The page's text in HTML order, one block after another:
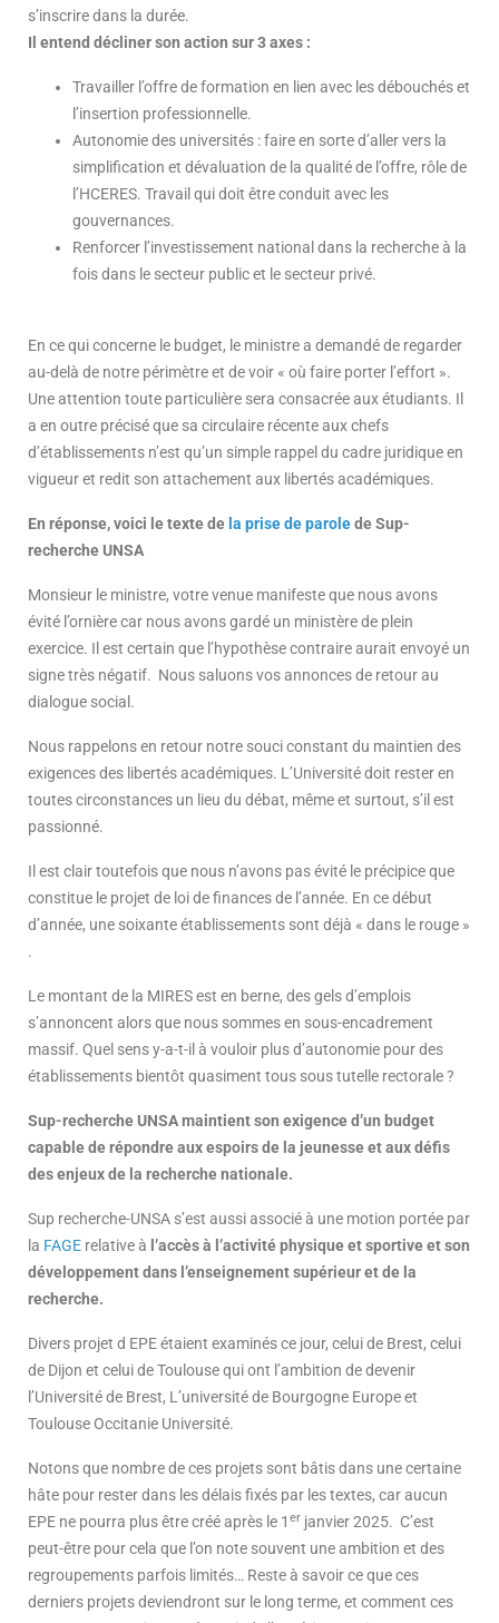
s’inscrire dans la durée.
Il entend décliner son action sur 3 axes :
Travailler l’offre de formation en lien avec les débouchés et
l’insertion professionnelle.
Autonomie des universités : faire en sorte d’aller vers la
simplification et dévaluation de la qualité de l’offre, rôle de
l’HCERES. Travail qui doit être conduit avec les
gouvernances.
Renforcer l’investissement national dans la recherche à la
fois dans le secteur public et le secteur privé.
En ce qui concerne le budget, le ministre a demandé de regarder
au-delà de notre périmètre et de voir « où faire porter l’effort ».
Une attention toute particulière sera consacrée aux étudiants. Il
a en outre précisé que sa circulaire récente aux chefs
d’établissements n’est qu’un simple rappel du cadre juridique en
vigueur et redit son attachement aux libertés académiques.
En réponse, voici le texte de la prise de parolede Sup-
recherche UNSA
Monsieur le ministre, votre venue manifeste que nous avons
évité l’ornière car nous avons gardé un ministère de plein
exercice. Il est certain que l’hypothèse contraire aurait envoyé un
signe très négatif. Nous saluons vos annonces de retour au
dialogue social.
Nous rappelons en retour notre souci constant du maintien des
exigences des libertés académiques. L’Université doit rester en
toutes circonstances un lieu du débat, même et surtout, s’il est
passionné.
Il est clair toutefois que nous n’avons pas évité le précipice que
constitue le projet de loi de finances de l’année. En ce début
d’année, une soixante établissements sont déjà « dans le rouge »
.
Le montant de la MIRES est en berne, des gels d’emplois
s’annoncent alors que nous sommes en sous-encadrement
massif. Quel sens y-a-t-il à vouloir plus d’autonomie pour des
établissements bientôt quasiment tous sous tutelle rectorale ?
Sup-recherche UNSA maintient son exigence d’un budget
capable de répondre aux espoirs de la jeunesse et aux défis
des enjeux de la recherche nationale.
Sup recherche-UNSA s’est aussi associé à une motion portée par
la FAGE relative à l’accès à l’activité physique et sportive et son
développement dans l’enseignement supérieur et de la
recherche.
Divers projet d EPE étaient examinés ce jour, celui de Brest, celui
de Dijon et celui de Toulouse qui ont l’ambition de devenir
l’Université de Brest, L’université de Bourgogne Europe et
Toulouse Occitanie Université.
Notons que nombre de ces projets sont bâtis dans une certaine
hâte pour rester dans les délais fixés par les textes, car aucun
EPE ne pourra plus être créé après le 1 er janvier 2025. C’est
peut-être pour cela que l’on note souvent une ambition et des
regroupements parfois limités… Reste à savoir ce que ces
derniers projets deviendront sur le long terme, et comment ces